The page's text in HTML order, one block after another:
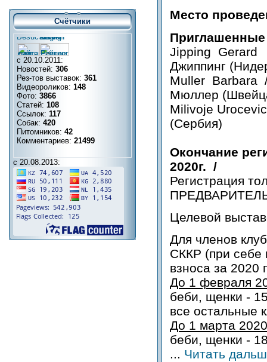
Счётчики
с 20.10.2011:
Новостей: 306
Рез-тов выставок: 361
Видеороликов: 148
Фото: 3866
Статей: 108
Ссылок: 117
Собак: 420
Питомников: 42
Комментариев: 21499
с 20.08.2013:
Место
Jipping Gerard
Джиппинг
Muller Barbara
Мюллер
Milivoje
(Сербия)
Окончание
2020г. /
Регистрация
Целевой
Для членов
СККР (при себе
взноса за 2020
До 1 февраля
беби, щенки -
все остальные
До 1 марта
беби, щенки -
... Читать